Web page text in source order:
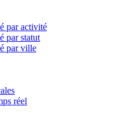
par activité
par statut
par ville
réel